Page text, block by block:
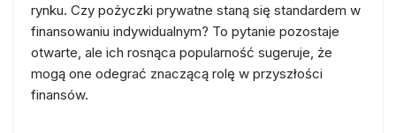
rynku. Czy pożyczki prywatne staną się standardem w
finansowaniu indywidualnym? To pytanie pozostaje
otwarte, ale ich rosnąca popularność sugeruje, że
mogą one odegrać znaczącą rolę w przyszłości
finansów.